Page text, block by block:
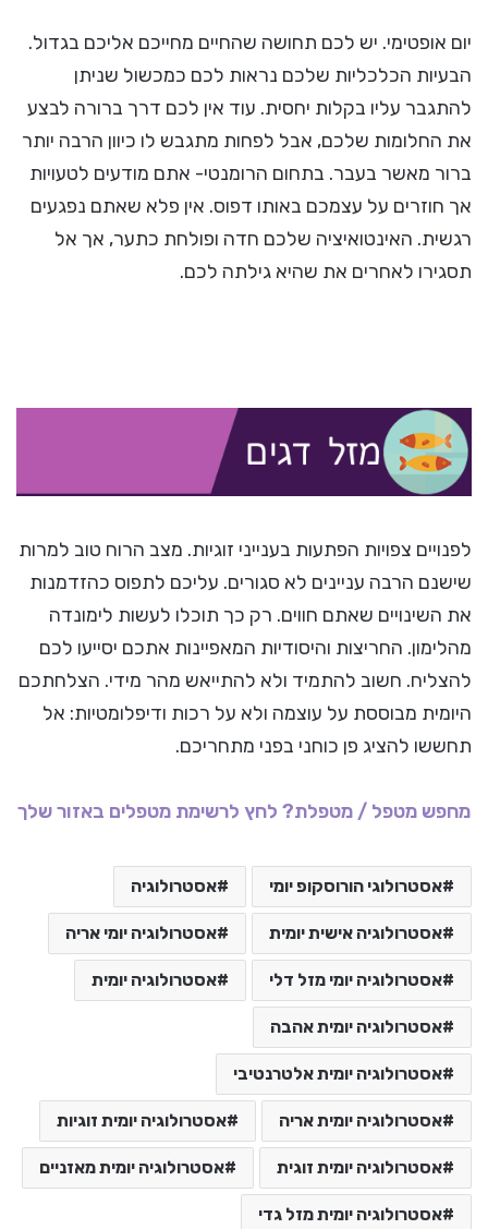
יום אופטימי. יש לכם תחושה שהחיים מחייכם אליכם בגדול.
הבעיות הכלכליות שלכם נראות לכם כמכשול שניתן
להתגבר עליו בקלות יחסית. עוד אין לכם דרך ברורה לבצע
את החלומות שלכם, אבל לפחות מתגבש לו כיוון הרבה יותר
ברור מאשר בעבר. בתחום הרומנטי- אתם מודעים לטעויות
אך חוזרים על עצמכם באותו דפוס. אין פלא שאתם נפגעים
רגשית. האינטואיציה שלכם חדה ופולחת כתער, אך אל
תסגירו לאחרים את שהיא גילתה לכם.
לפנויים צפויות הפתעות בענייני זוגיות. מצב הרוח טוב למרות
שישנם הרבה עניינים לא סגורים. עליכם לתפוס כהזדמנות
את השינויים שאתם חווים. רק כך תוכלו לעשות לימונדה
מהלימון. החריצות והיסודיות המאפיינות אתכם יסייעו לכם
להצליח. חשוב להתמיד ולא להתייאש מהר מידי. הצלחתכם
היומית מבוססת על עוצמה ולא על רכות ודיפלומטיות: אל
תחששו להציג פן כוחני בפני מתחריכם.
מחפש מטפל / מטפלת? לחץ לרשימת מטפלים באזור שלך
אסטרולוגי הורוסקופ יומי אסטרולוגיה
אסטרולוגיה אישית יומית אסטרולוגיה יומי אריה
אסטרולוגיה יומי מזל דלי אסטרולוגיה יומית
אסטרולוגיה יומית אהבה
אסטרולוגיה יומית אלטרנטיבי
אסטרולוגיה יומית אריה אסטרולוגיה יומית זוגיות
אסטרולוגיה יומית זוגית אסטרולוגיה יומית מאזניים
אסטרולוגיה יומית מזל גדי